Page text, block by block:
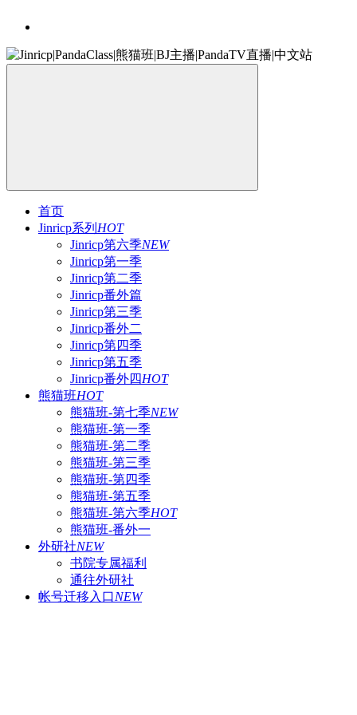
首页
Jinricp系列 HOT
Jinricp第六季NEW
Jinricp第一季
Jinricp第二季
Jinricp番外篇
Jinricp第三季
Jinricp番外二
Jinricp第四季
Jinricp第五季
Jinricp番外四HOT
熊猫班HOT
熊猫班-第七季NEW
熊猫班-第一季
熊猫班-第二季
熊猫班-第三季
熊猫班-第四季
熊猫班-第五季
熊猫班-第六季HOT
熊猫班-番外一
外研社NEW
书院专属福利
通往外研社
帐号迁移入口NEW